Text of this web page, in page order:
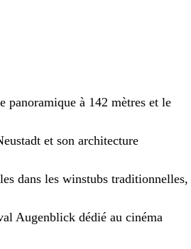
panoramique à 142 mètres et le
et son architecture
dans les winstubs traditionnelles,
Augenblick dédié au cinéma